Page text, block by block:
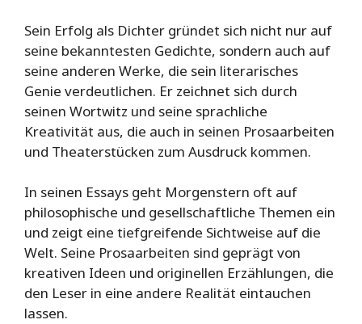
Sein Erfolg als Dichter gründet sich nicht nur auf
seine bekanntesten Gedichte, sondern auch auf
seine anderen Werke, die sein literarisches
Genie verdeutlichen. Er zeichnet sich durch
seinen Wortwitz und seine sprachliche
Kreativität aus, die auch in seinen Prosaarbeiten
und Theaterstücken zum Ausdruck kommen.
In seinen Essays geht Morgenstern oft auf
philosophische und gesellschaftliche Themen ein
und zeigt eine tiefgreifende Sichtweise auf die
Welt. Seine Prosaarbeiten sind geprägt von
kreativen Ideen und originellen Erzählungen, die
den Leser in eine andere Realität eintauchen
lassen.